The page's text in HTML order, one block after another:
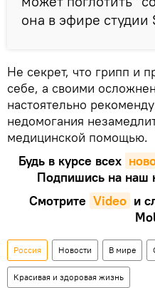
она в эфире
Не секрет, что грипп и
себе, а своими
настоятельно
недомогания
медицинской помощью.
Будь в курсе всех
Подпишись на наш
Смотрите Video и
Россия Новости В мире
Красивая и здоровая жизнь